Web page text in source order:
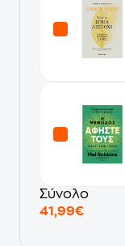
Σύνολο
41,99€